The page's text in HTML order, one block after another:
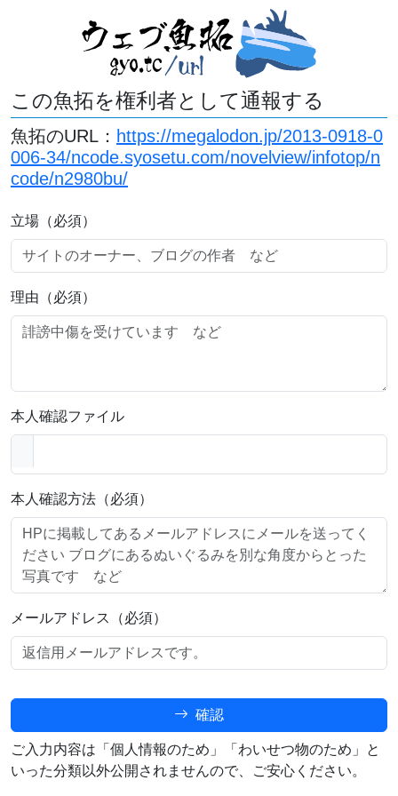
この魚拓を権利者として通報する
魚拓のURL： https://megalodon.jp/2013-0918-0
006-34/ncode.syosetu.com/novelview/infotop/n
code/n2980bu/
立場（必須）
理由（必須）
本人確認ファイル
本人確認方法（必須）
メールアドレス（必須）
確認
ご入力内容は「個人情報のため」「わいせつ物のため」と
いった分類以外公開されませんので、ご安心ください。